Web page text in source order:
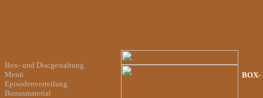
Box- und Discgestaltung
Menü
Episodenverteilung
Bonusmaterial
BOX-